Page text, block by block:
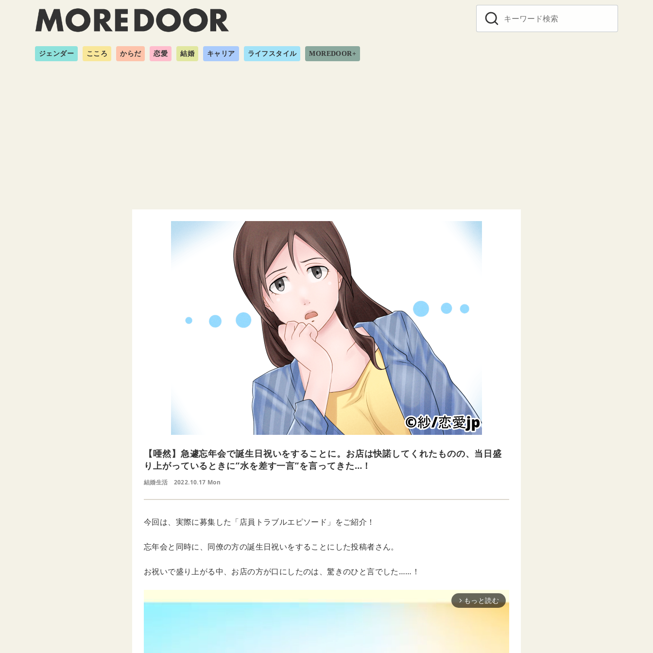
ジェンダー こころ からだ 恋愛 結婚 キャリア ライフスタイル MOREDOOR+
【唖然】急遽忘年会で誕生日祝いをすることに。お店は快諾してくれたものの、当日盛
り上がっているときに”水を差す一言”を言ってきた…！
結婚生活 2022.10.17 Mon
今回は、実際に募集した「店員トラブルエピソード」をご紹介！
忘年会と同時に、同僚の方の誕生日祝いをすることにした投稿者さん。
お祝いで盛り上がる中、お店の方が口にしたのは、驚きのひと言でした……！
arrow_forward_ios もっと読む